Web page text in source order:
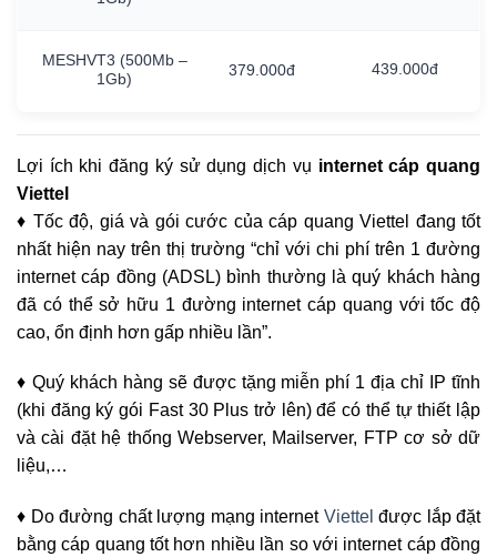
MESHVT3 (500Mb –
1Gb)
379.000đ 439.000đ
Lợi ích khi đăng ký sử dụng dịch vụ internet cáp quang
Viettel
♦ Tốc độ, giá và gói cước của cáp quang Viettel đang tốt
nhất hiện nay trên thị trường “chỉ với chi phí trên 1 đường
internet cáp đồng (ADSL) bình thường là quý khách hàng
đã có thể sở hữu 1 đường internet cáp quang với tốc độ
cao, ổn định hơn gấp nhiều lần”.
♦ Quý khách hàng sẽ được tặng miễn phí 1 địa chỉ IP tĩnh
(khi đăng ký gói Fast 30 Plus trở lên) để có thể tự thiết lập
và cài đặt hệ thống Webserver, Mailserver, FTP cơ sở dữ
liệu,…
♦ Do đường chất lượng mạng internet Viettel được lắp đặt
bằng cáp quang tốt hơn nhiều lần so với internet cáp đồng